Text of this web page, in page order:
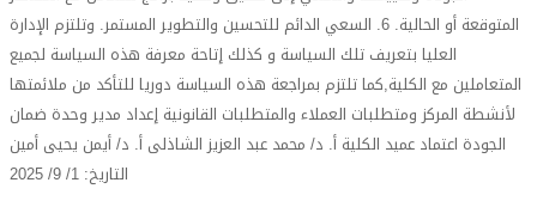
المتوقعة أو الحالية. 6. السعي الدائم للتحسين والتطوير المستمر. وتلتزم الإدارة
العليا بتعريف تلك السياسة و كذلك إتاحة معرفة هذه السياسة لجميع
المتعاملين مع الكلية,كما تلتزم بمراجعة هذه السياسة دوريا للتأكد من ملائمتها
لأنشطة المركز ومتطلبات العملاء والمتطلبات القانونية إعداد مدير وحدة ضمان
الجودة اعتماد عميد الكلية أ. د/ محمد عبد العزيز الشاذلى أ. د/ أيمن يحيى أمين
التاريخ: 1/ 9/ 2025